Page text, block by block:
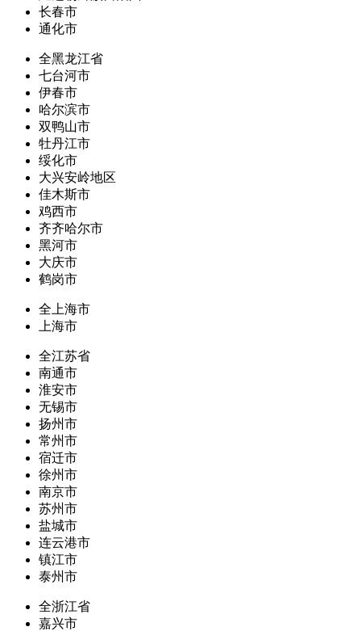
长春市
通化市
全黑龙江省
七台河市
伊春市
哈尔滨市
双鸭山市
牡丹江市
绥化市
大兴安岭地区
佳木斯市
鸡西市
齐齐哈尔市
黑河市
大庆市
鹤岗市
全上海市
上海市
全江苏省
南通市
淮安市
无锡市
扬州市
常州市
宿迁市
徐州市
南京市
苏州市
盐城市
连云港市
镇江市
泰州市
全浙江省
嘉兴市